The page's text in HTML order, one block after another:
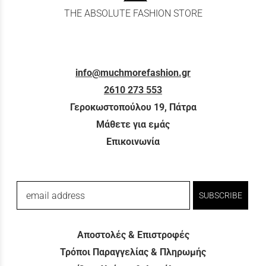
THE ABSOLUTE FASHION STORE
info@muchmorefashion.gr
2610 273 553
Γεροκωστοπούλου 19, Πάτρα
Μάθετε για εμάς
Επικοινωνία
email address SUBSCRIBE
Αποστολές & Επιστροφές
Τρόποι Παραγγελίας & Πληρωμής